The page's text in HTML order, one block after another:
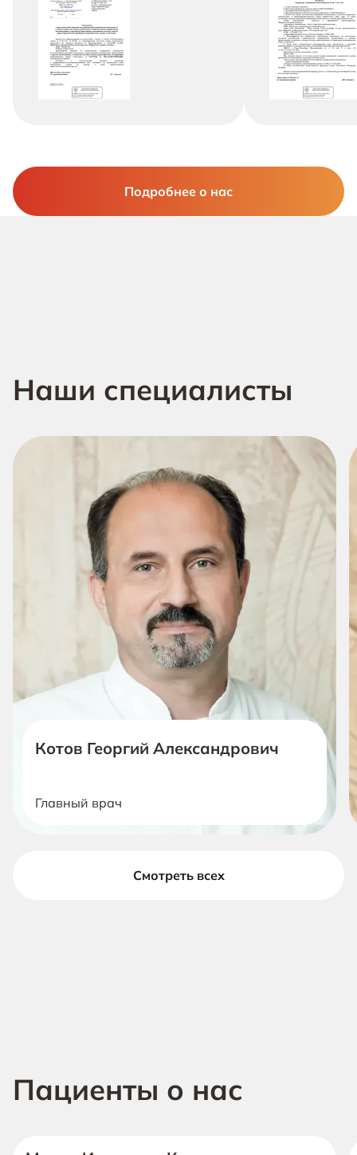
Подробнее о нас
Наши специалисты
Котов Георгий Александрович
Главный врач
Смотреть всех
Пациенты о нас